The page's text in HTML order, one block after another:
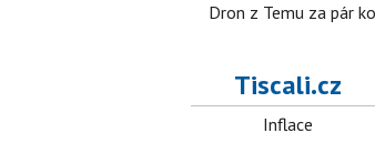
Dron z Temu za pár
Tiscali.cz
Inflace